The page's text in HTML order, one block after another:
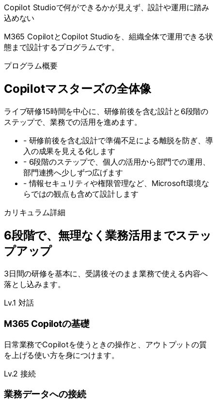
Copilot Studioで何ができるかが見えず、設計や運用に踏み
込めない
M365 CopilotとCopilot Studioを、組織全体で運用できる状
態まで設計するプログラムです。
プログラム概要
Copilotマスターズの全体像
ライブ研修15時間を中心に、研修前後を含む設計と6段階の
ステップで、業務での活用を進めます。
- 研修前後を含む設計で準備不足による離脱を防ぎ、導
入の成果を見える化します
- 6段階のステップで、個人の活用から部門での運用、
部門連携へ少しずつ広げます
-情報セキュリティや権限管理など、Microsoft環境な
らではの観点も含めて設計します
カリキュラム詳細
6段階で、無理なく業務活用までステッ
プアップ
3日間の研修を基本に、受講後そのまま業務で使える内容へ
落とし込みます。
Lv.1 対話
M365 Copilotの基礎
日常業務でCopilotを使うときの操作と、アウトプットの質
を上げる使い方を身につけます。
Lv.2 接続
業務データへの接続